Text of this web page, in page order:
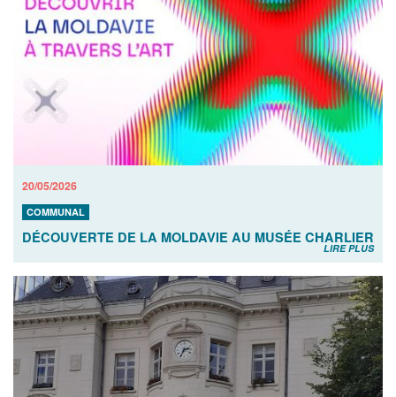
20/05/2026
COMMUNAL
DÉCOUVERTE DE LA MOLDAVIE AU MUSÉE CHARLIER
LIRE PLUS